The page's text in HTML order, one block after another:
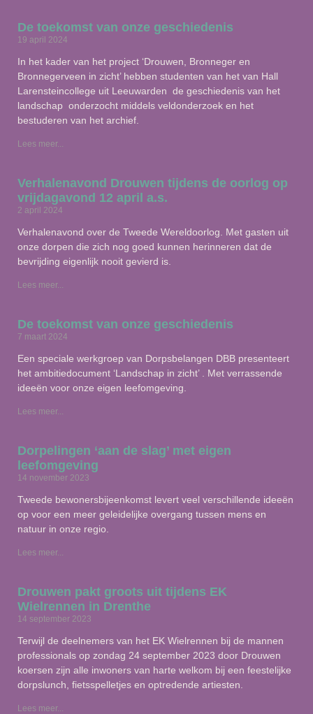
De toekomst van onze geschiedenis
19 april 2024
In het kader van het project ‘Drouwen, Bronneger en
Bronnegerveen in zicht’ hebben studenten van het van Hall
Larensteincollege uit Leeuwarden de geschiedenis van het
landschap onderzocht middels veldonderzoek en het
bestuderen van het archief.
Lees meer...
Verhalenavond Drouwen tijdens de oorlog op
vrijdagavond 12 april a.s.
2 april 2024
Verhalenavond over de Tweede Wereldoorlog. Met gasten uit
onze dorpen die zich nog goed kunnen herinneren dat de
bevrijding eigenlijk nooit gevierd is.
Lees meer...
De toekomst van onze geschiedenis
7 maart 2024
Een speciale werkgroep van Dorpsbelangen DBB presenteert
het ambitiedocument ‘Landschap in zicht’ . Met verrassende
ideeën voor onze eigen leefomgeving.
Lees meer...
Dorpelingen ‘aan de slag’ met eigen
leefomgeving
14 november 2023
Tweede bewonersbijeenkomst levert veel verschillende ideeën
op voor een meer geleidelijke overgang tussen mens en
natuur in onze regio.
Lees meer...
Drouwen pakt groots uit tijdens EK
Wielrennen in Drenthe
14 september 2023
Terwijl de deelnemers van het EK Wielrennen bij de mannen
professionals op zondag 24 september 2023 door Drouwen
koersen zijn alle inwoners van harte welkom bij een feestelijke
dorpslunch, fietsspelletjes en optredende artiesten.
Lees meer...